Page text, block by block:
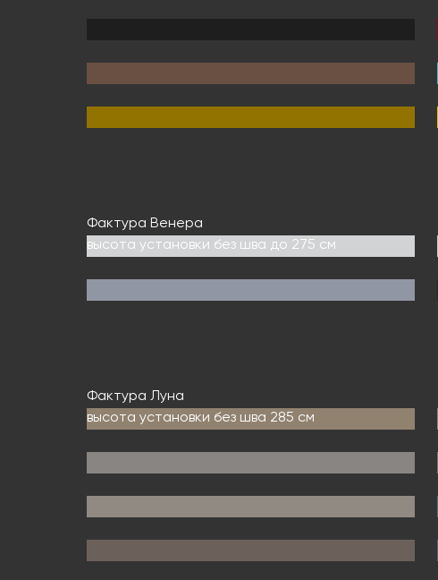
Фактура Венера
высота установки без шва до 275 см
Фактура Луна
высота установки без шва 285 см